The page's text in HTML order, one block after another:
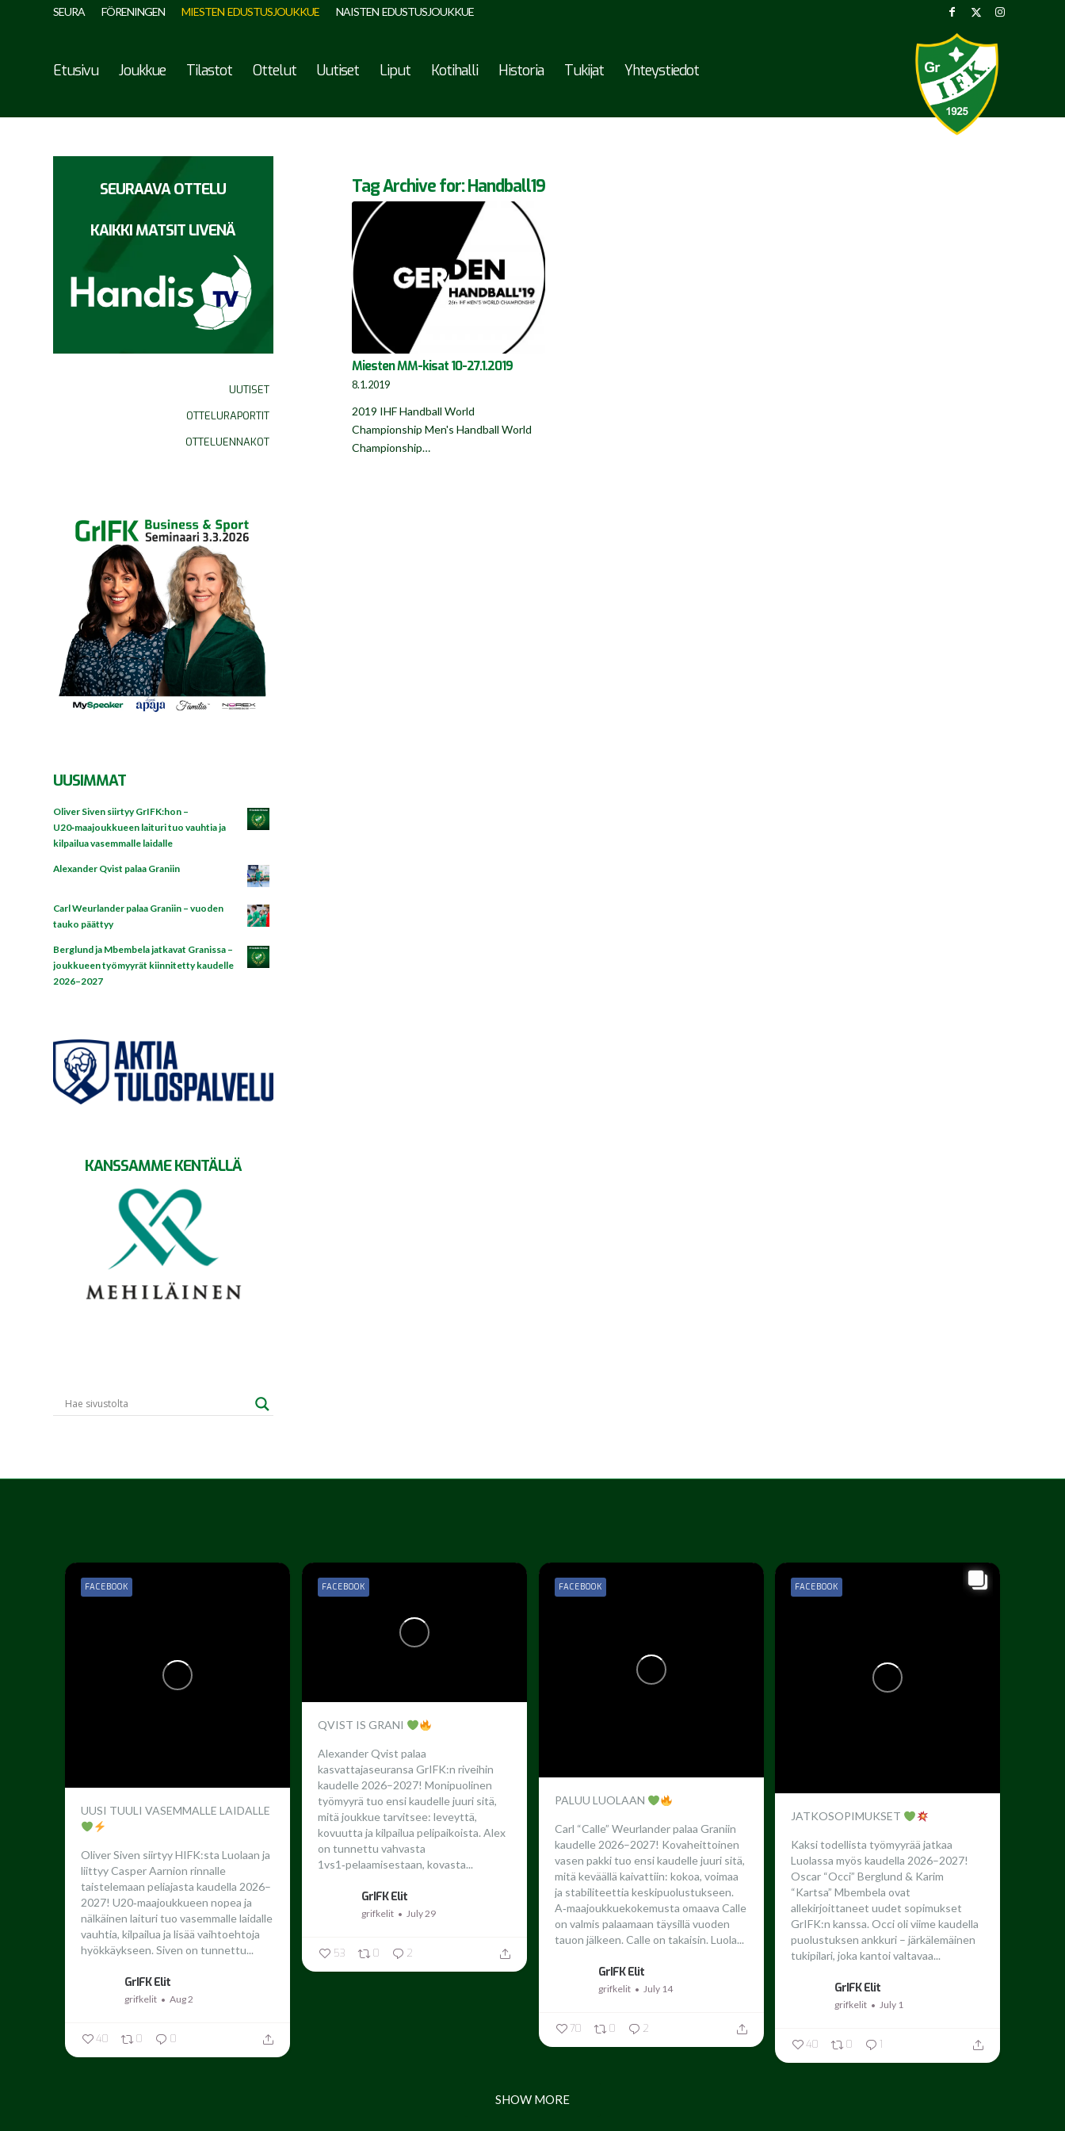
SEURA FÖRENINGEN MIESTEN EDUSTUSJOUKKUE NAISTEN EDUSTUSJOUKKUE
Etusivu Joukkue Tilastot Ottelut Uutiset Liput Kotihalli Historia Tukijat Yhteystiedot
Tag Archive for:Handball19
Miesten MM-kisat 10-27.1.2019
8.1.2019
2019 IHF Handball World
Championship Men's Handball World
Championship…
SEURAAVA OTTELU
KAIKKI MATSIT LIVENÄ
UUTISET
OTTELURAPORTIT
OTTELUENNAKOT
UUSIMMAT
Oliver Siven siirtyy GrIFK:hon –
U20‑maajoukkueen laituri tuo vauhtia ja
kilpailua vasemmalle laidalle
Alexander Qvist palaa Graniin
Carl Weurlander palaa Graniin – vuoden
tauko päättyy
Berglund ja Mbembela jatkavat Granissa –
joukkueen työmyyrät kiinnitetty kaudelle
2026–2027
KANSSAMME KENTÄLLÄ
UUSI TUULI VASEMMALLE LAIDALLE
Oliver Siven siirtyy HIFK:sta Luolaan ja
liittyy Casper Aarnion rinnalle
taistelemaan peliajasta kaudella 2026–
2027! U20‑maajoukkueen nopea ja
nälkäinen laituri tuo vasemmalle laidalle
vauhtia, kilpailua ja lisää vaihtoehtoja
hyökkäykseen. Siven on tunnettu...
GrIFK Elit
grifkelit Aug 2
FACEBOOK
40 0 0
QVIST IS GRANI
Alexander Qvist palaa
kasvattajaseuransa GrIFK:n riveihin
kaudelle 2026–2027! Monipuolinen
työmyyrä tuo ensi kaudelle juuri sitä,
mitä joukkue tarvitsee: leveyttä,
kovuutta ja kilpailua pelipaikoista. Alex
on tunnettu vahvasta
1vs1‑pelaamisestaan, kovasta...
GrIFK Elit
grifkelit July 29
FACEBOOK
53 0 2
PALUU LUOLAAN
Carl “Calle” Weurlander palaa Graniin
kaudelle 2026–2027! Kovaheittoinen
vasen pakki tuo ensi kaudelle juuri sitä,
mitä keväällä kaivattiin: kokoa, voimaa
ja stabiliteettia keskipuolustukseen.
A‑maajoukkuekokemusta omaava Calle
on valmis palaamaan täysillä vuoden
tauon jälkeen. Calle on takaisin. Luola...
GrIFK Elit
grifkelit July 14
FACEBOOK
70 0 2
JATKOSOPIMUKSET
Kaksi todellista työmyyrää jatkaa
Luolassa myös kaudella 2026–2027!
Oscar “Occi” Berglund & Karim
“Kartsa” Mbembela ovat
allekirjoittaneet uudet sopimukset
GrIFK:n kanssa. Occi oli viime kaudella
puolustuksen ankkuri – järkälemäinen
tukipilari, joka kantoi valtavaa...
GrIFK Elit
grifkelit July 1
FACEBOOK
40 0 1
SHOW MORE